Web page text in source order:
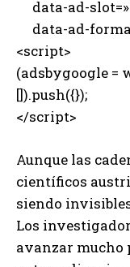
data-ad-
data-ad-
<script>
(adsbygoogle =
[]).push({});
</script>
Aunque las
científicos
siendo
Los
avanzar mucho